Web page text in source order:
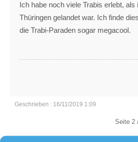
Ich habe noch viele Trabis erlebt, als
Thüringen gelandet war. Ich finde
die Trabi-Paraden sogar megacool.
Geschrieben : 16/11/2019 1:09
Seite 2